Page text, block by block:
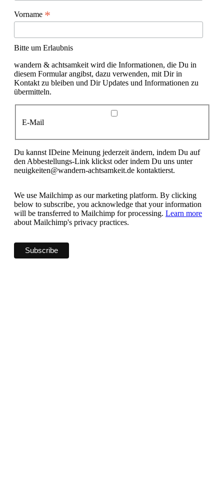
Vorname *
Bitte um Erlaubnis
wandern & achtsamkeit wird die Informationen, die Du in
diesem Formular angibst, dazu verwenden, mit Dir in
Kontakt zu bleiben und Dir Updates und Informationen zu
übermitteln.
E-Mail
Du kannst IDeine Meinung jederzeit ändern, indem Du auf
den Abbestellungs-Link klickst oder indem Du uns unter
neuigkeiten@wandern-achtsamkeit.de kontaktierst.
We use Mailchimp as our marketing platform. By clicking
below to subscribe, you acknowledge that your information
will be transferred to Mailchimp for processing. Learn more
about Mailchimp's privacy practices.